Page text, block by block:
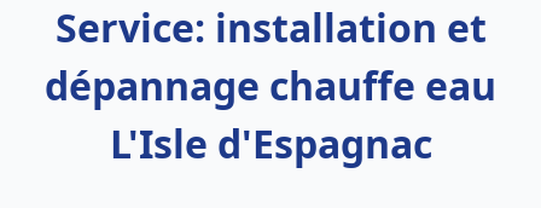
Service: installation et
dépannage chauffe eau
L'Isle d'Espagnac